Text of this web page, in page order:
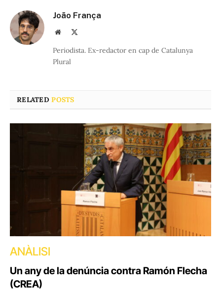
João França
Website
Periodista. Ex-redactor en cap de Catalunya
Plural
RELATEDPOSTS
ANÀLISI
Un any de la denúncia contra Ramón Flecha
(CREA)